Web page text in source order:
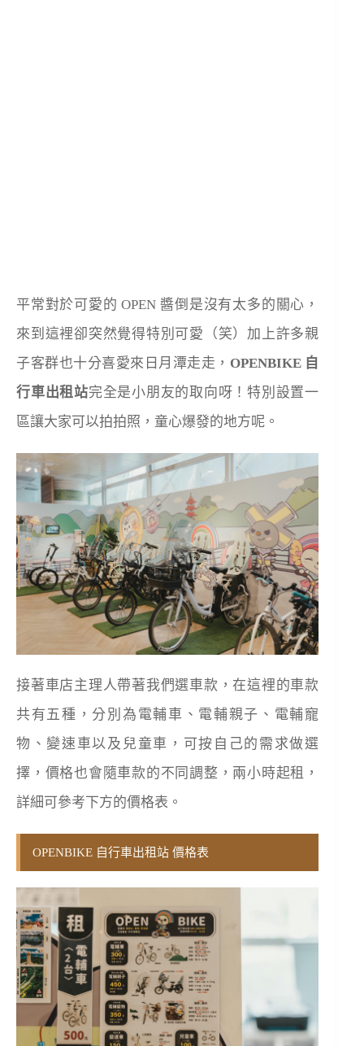
平常對於可愛的 OPEN 醬倒是沒有太多的關心，
來到這裡卻突然覺得特別可愛（笑）加上許多親
子客群也十分喜愛來日月潭走走， OPENBIKE 自
行車出租站完全是小朋友的取向呀！特別設置一
區讓大家可以拍拍照，童心爆發的地方呢。
接著車店主理人帶著我們選車款，在這裡的車款
共有五種，分別為電輔車、電輔親子、電輔寵
物、變速車以及兒童車，可按自己的需求做選
擇，價格也會隨車款的不同調整，兩小時起租，
詳細可參考下方的價格表。
OPENBIKE 自行車出租站 價格表